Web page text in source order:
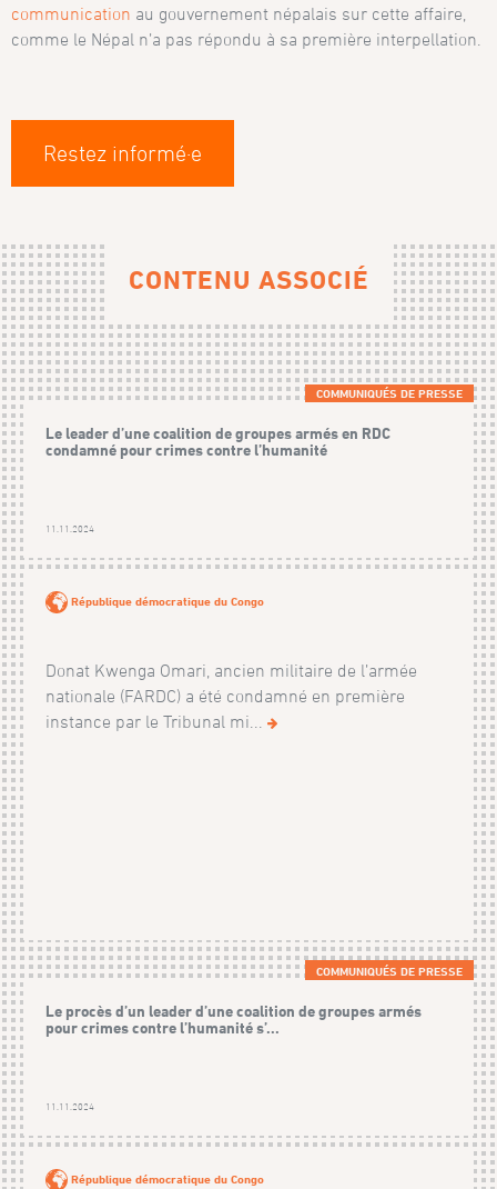
communication au gouvernement népalais sur cette affaire,
comme le Népal n’a pas répondu à sa première interpellation.
Restez informé·e
CONTENU ASSOCIÉ
COMMUNIQUÉS DE PRESSE
Le leader d’une coalition de groupes armés en RDC
condamné pour crimes contre l’humanité
11.11.2024
République démocratique du Congo
Donat Kwenga Omari, ancien militaire de l’armée
nationale (FARDC) a été condamné en première
instance par le Tribunal mi...
COMMUNIQUÉS DE PRESSE
Le procès d’un leader d’une coalition de groupes armés
pour crimes contre l’humanité s’...
11.11.2024
République démocratique du Congo